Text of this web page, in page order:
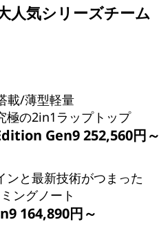
気シリーズチーム
載/薄型軽量
極の2in1ラップトップ
Gen9252,560円～
ンと最新技術がつまった
ングノート
164,890円～